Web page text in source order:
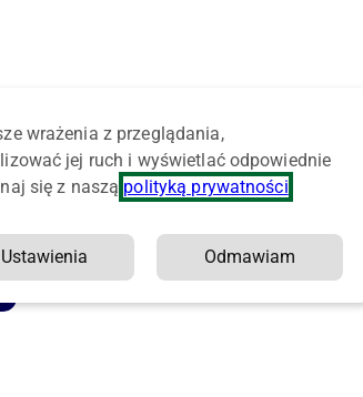
wrażenia z przeglądania,
jej ruch i wyświetlać odpowiednie
się z naszą polityką prywatności
Ustawienia Odmawiam